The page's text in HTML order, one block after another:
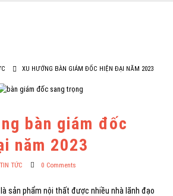
XU HƯỚNG BÀN GIÁM ĐỐC HIỆN ĐẠI NĂM 2023
bàn giám đốc
năm 2023
TIN TỨC 0 Comments
là sản phẩm nội thất được nhiều nhà lãnh đạo